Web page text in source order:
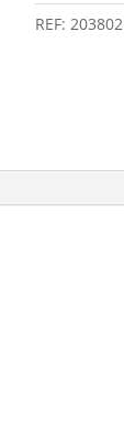
1000
REF: 203802